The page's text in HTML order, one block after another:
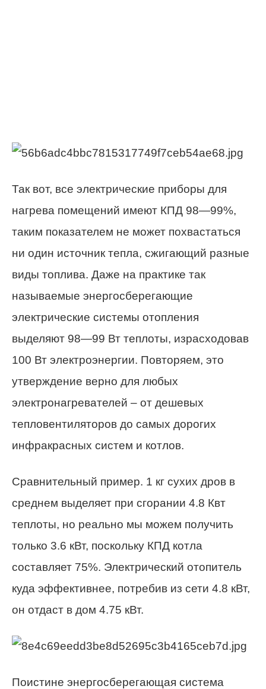
Так вот, все электрические приборы для
нагрева помещений имеют КПД 98—99%,
таким показателем не может похвастаться
ни один источник тепла, сжигающий разные
виды топлива. Даже на практике так
называемые энергосберегающие
электрические системы отопления
выделяют 98—99 Вт теплоты, израсходовав
100 Вт электроэнергии. Повторяем, это
утверждение верно для любых
электронагревателей – от дешевых
тепловентиляторов до самых дорогих
инфракрасных систем и котлов.
Сравнительный пример. 1 кг сухих дров в
среднем выделяет при сгорании 4.8 Квт
теплоты, но реально мы можем получить
только 3.6 кВт, поскольку КПД котла
составляет 75%. Электрический отопитель
куда эффективнее, потребив из сети 4.8 кВт,
он отдаст в дом 4.75 кВт.
Поистине энергосберегающая система